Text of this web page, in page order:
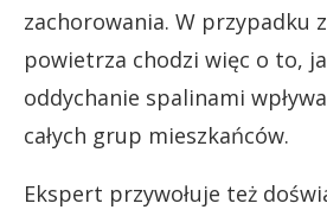
zachorowania. W przypadku
powietrza chodzi więc o to,
oddychanie spalinami
całych grup mieszkańców.
Ekspert przywołuje też